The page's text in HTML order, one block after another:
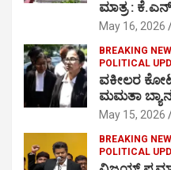
ಮಾತ್ರ :
May 16, 2026
BREAKING
POLITICAL
ವಕೀಲರ
ಮಮತಾ
May 15, 2026
BREAKING
POLITICAL